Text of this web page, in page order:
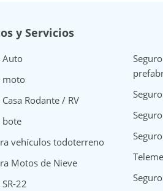
y Servicios
Auto
moto
Rodante / RV
bote
vehículos todoterreno
Motos de Nieve
22